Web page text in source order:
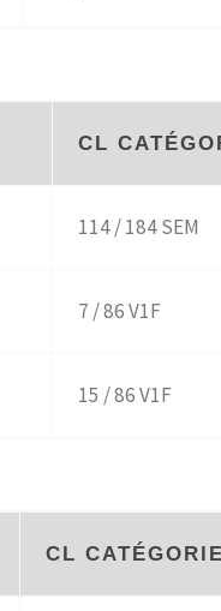
CL
114 / 184 SEM
7 / 86 V1F
15 / 86 V1F
CL CATÉGORIE